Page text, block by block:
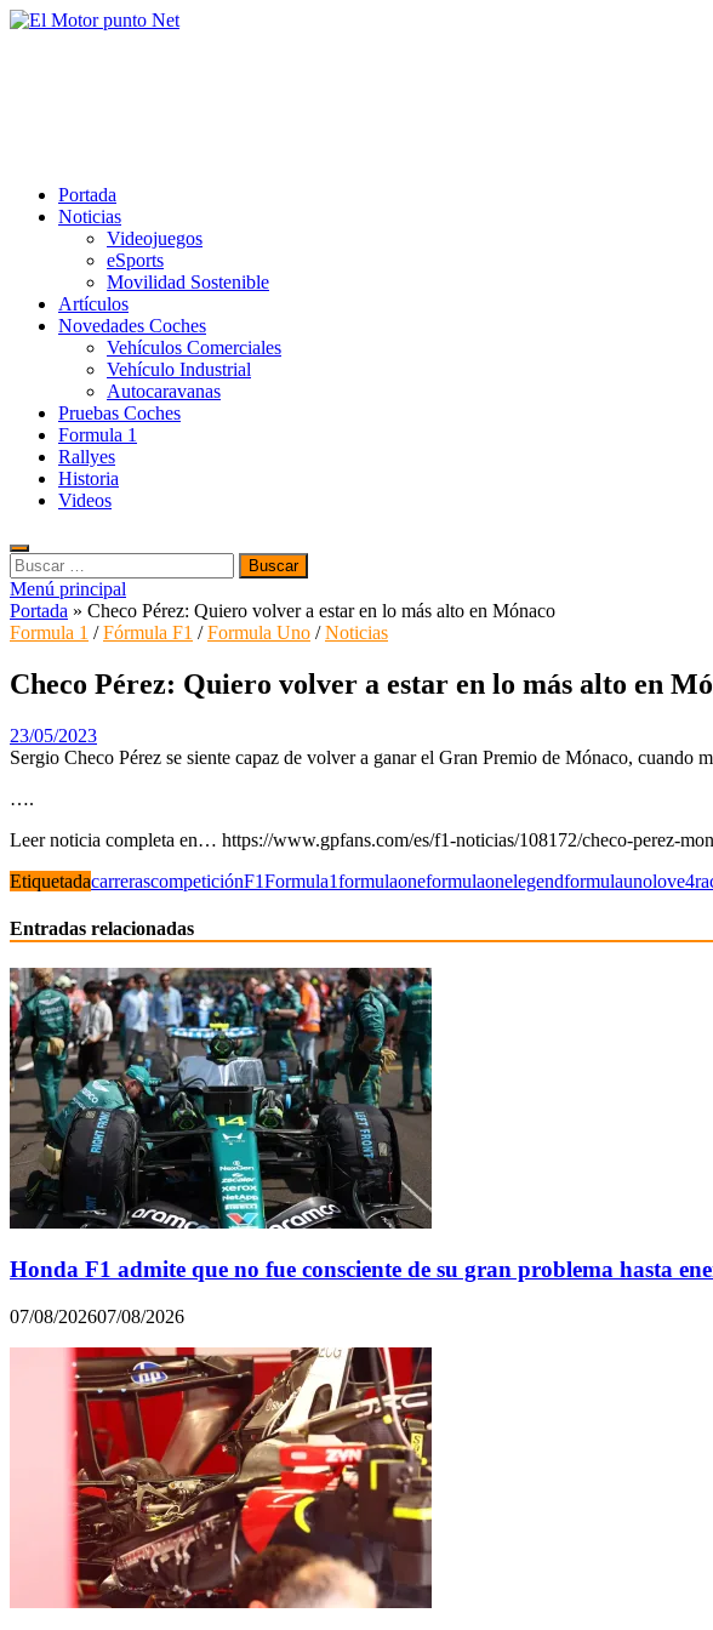
Saltar
Portada
Noticias
Videojuegos
eSports
Movilidad Sostenible
Artículos
Novedades Coches
Vehículos Comerciales
Vehículo Industrial
Autocaravanas
Pruebas Coches
Formula 1
Rallyes
Historia
Videos
Buscar:
Menú principal
Portada » Checo Pérez: Quiero volver a estar en lo más alto en Mónaco
Formula 1 /Fórmula F1 /Formula Uno /Noticias
Checo Pérez: Quiero volver a estar en lo más alto en
23/05/2023
Sergio Checo Pérez se siente capaz de volver a ganar el Gran Premio de Mónaco, cuando
….
Leer noticia completa en… https://www.gpfans.com/es/f1-noticias/108172/checo-perez-
EtiquetadacarrerascompeticiónF1Formula1formulaoneformulaonelegendformulauno
Entradas relacionadas
Honda F1 admite que no fue consciente de su gran problema hasta
07/08/202607/08/2026